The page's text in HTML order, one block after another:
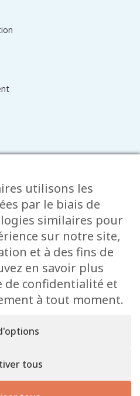
utilisons les
par le biais de
similaires pour
sur notre site,
et à des fins de
en savoir plus
confidentialité et
à tout moment.
tous